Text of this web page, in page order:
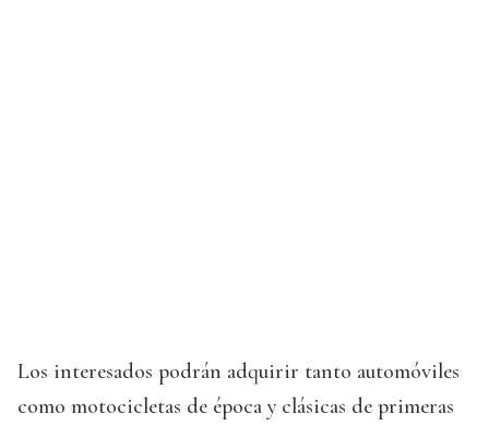
Los interesados podrán adquirir tanto automóviles
como motocicletas de época y clásicas de primeras